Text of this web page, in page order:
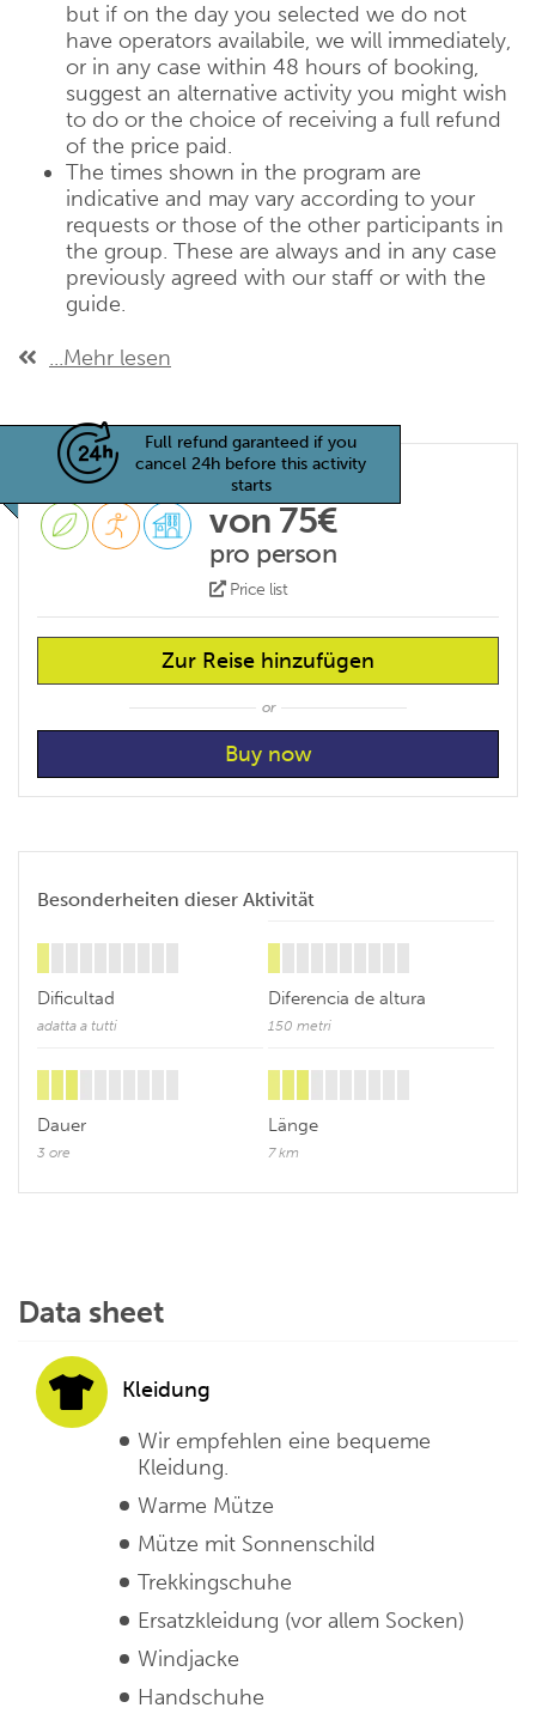
but if on the day you selected we do not
have operators availabile, we will immediately,
or in any case within 48 hours of booking,
suggest an alternative activity you might wish
to do or the choice of receiving a full refund
of the price paid.
The times shown in the program are
indicative and may vary according to your
requests or those of the other participants in
the group. These are always and in any case
previously agreed with our staff or with the
guide.
...Mehr lesen
Full refund garanteed if you
cancel 24h before this activity
starts
von 75€
pro person
Price list
Zur Reise hinzufügen
or
Besonderheiten dieser Aktivität
Dificultad
adatta a tutti
Diferencia de altura
150 metri
Dauer
3 ore
Länge
7 km
Data sheet
Kleidung
Wir empfehlen eine bequeme
Kleidung.
Warme Mütze
Mütze mit Sonnenschild
Trekkingschuhe
Ersatzkleidung (vor allem Socken)
Windjacke
Handschuhe